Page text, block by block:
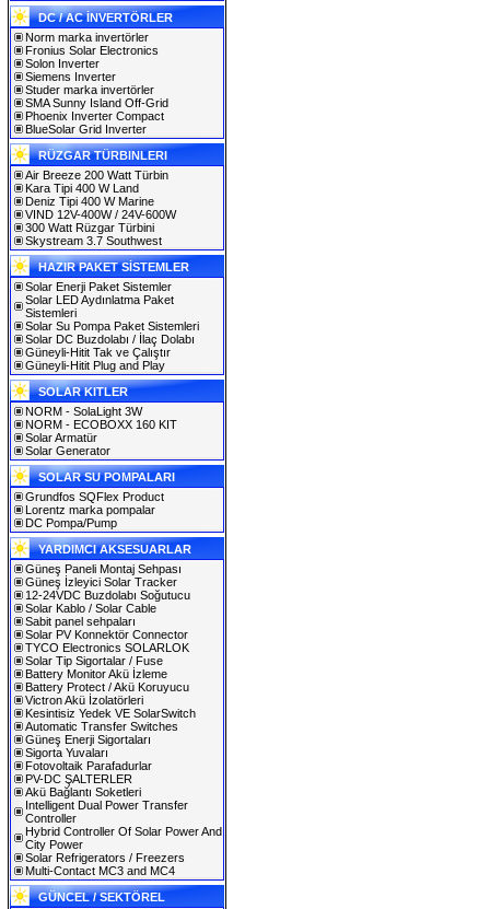
DC / AC İNVERTÖRLER
Norm marka invertörler
Fronius Solar Electronics
Solon Inverter
Siemens Inverter
Studer marka invertörler
SMA Sunny Island Off-Grid
Phoenix Inverter Compact
BlueSolar Grid Inverter
RÜZGAR TÜRBINLERI
Air Breeze 200 Watt Türbin
Kara Tipi 400 W Land
Deniz Tipi 400 W Marine
VIND 12V-400W / 24V-600W
300 Watt Rüzgar Türbini
Skystream 3.7 Southwest
HAZIR PAKET SİSTEMLER
Solar Enerji Paket Sistemler
Solar LED Aydınlatma Paket
Sistemleri
Solar Su Pompa Paket Sistemleri
Solar DC Buzdolabı / İlaç Dolabı
Güneyli-Hitit Tak ve Çalıştır
Güneyli-Hitit Plug and Play
SOLAR KITLER
NORM - SolaLight 3W
NORM - ECOBOXX 160 KIT
Solar Armatür
Solar Generator
SOLAR SU POMPALARI
Grundfos SQFlex Product
Lorentz marka pompalar
DC Pompa/Pump
YARDIMCI AKSESUARLAR
Güneş Paneli Montaj Sehpası
Güneş İzleyici Solar Tracker
12-24VDC Buzdolabı Soğutucu
Solar Kablo / Solar Cable
Sabit panel sehpaları
Solar PV Konnektör Connector
TYCO Electronics SOLARLOK
Solar Tip Sigortalar / Fuse
Battery Monitor Akü İzleme
Battery Protect / Akü Koruyucu
Victron Akü İzolatörleri
Kesintisiz Yedek VE SolarSwitch
Automatic Transfer Switches
Güneş Enerji Sigortaları
Sigorta Yuvaları
Fotovoltaik Parafadurlar
PV-DC ŞALTERLER
Akü Bağlantı Soketleri
Intelligent Dual Power Transfer
Controller
Hybrid Controller Of Solar Power And
City Power
Solar Refrigerators / Freezers
Multi-Contact MC3 and MC4
GÜNCEL / SEKTÖREL